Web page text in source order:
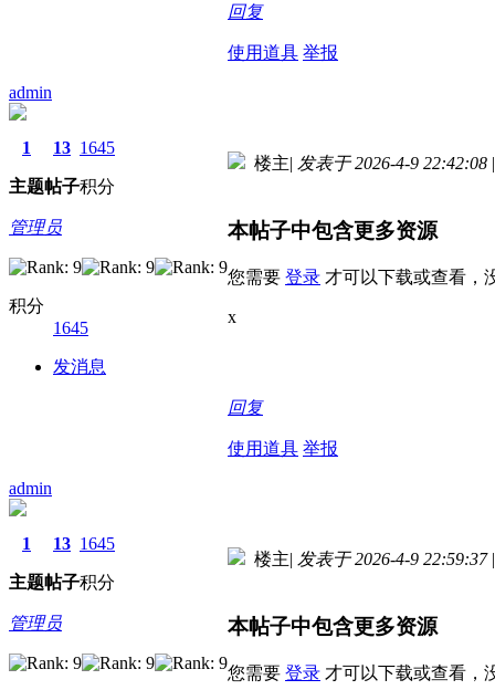
回复
使用道具 举报
admin
1
主题
13
帖子
1645
积分
管理员
积分
1645
发消息
楼主| 发表于 2026-4-9 22:42:08 |
本帖子中包含更多资源
您需要 登录 才可以下载或查看，
x
回复
使用道具 举报
admin
1
主题
13
帖子
1645
积分
管理员
楼主| 发表于 2026-4-9 22:59:37 |
本帖子中包含更多资源
您需要 登录 才可以下载或查看，